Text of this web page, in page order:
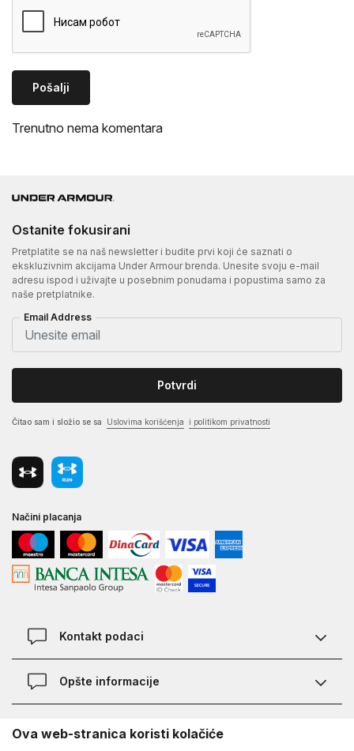
Pošalji
Trenutno nema komentara
Ostanite fokusirani
Pretplatite se na naš newsletter i budite prvi koji će saznati o
ekskluzivnim akcijama Under Armour brenda. Unesite svoju e-mail
adresu ispod i uživajte u posebnim ponudama i popustima samo za
naše pretplatnike.
Email Address
Potvrdi
Čitao sam i složio se sa Uslovima korišćenja i politikom privatnosti
Načini placanja
Kontakt podaci
Chat
Opšte informacije
Najčešća pitanja
O Under Armour-u
Ova web-stranica koristi kolačiće